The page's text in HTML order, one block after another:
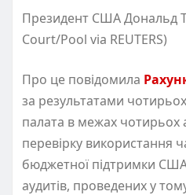
Президент США Дональд
Court/Pool via REUTERS)
Про це повідомила
за результатами
палата в межах чотирьох
перевірку використання
бюджетної підтримки США
аудитів, проведених у